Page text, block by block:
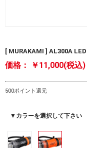
[ MURAKAMI ] AL300A
価格： ￥11,000(税込)
500ポイント還元
▼カラーを選択して下さい